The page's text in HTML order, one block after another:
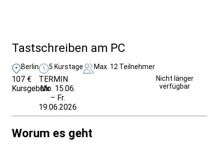
Tastschreiben am PC
Berlin 5 Kurstage Max. 12 Teilnehmer
107 €
Kursgebühr
TERMIN
Mo. 15.06.
– Fr.
19.06.2026
Nicht länger
verfügbar
Worum es geht